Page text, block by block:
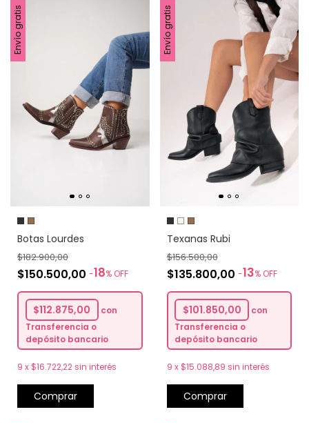
Envío gratis
Botas Lourdes
$150.500,00 -18% OFF
$182.900,00
$112.875,00
con
Transferencia o
depósito bancario
9 x $16.722,22 sin interés
Comprar
Envío gratis
Texanas Rubi
$135.800,00 -13% OFF
$156.500,00
$101.850,00
con
Transferencia o
depósito bancario
9 x $15.088,89 sin interés
Comprar